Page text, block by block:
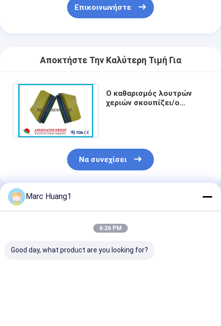
Επικοινωνήστε
Αποκτήστε Την Καλύτερη Τιμή Για
Ο καθαρισμός λουτρών
χεριών σκουπίζει/ο
Να συνεχίσει
Συνιστώμενα Προϊόντα
Marc Huang1
6:26 PM
Good day, what product are you looking for?